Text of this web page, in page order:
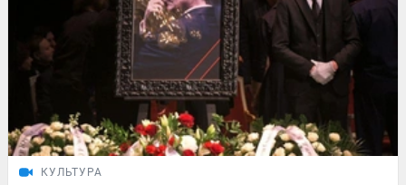
КУЛЬТУРА